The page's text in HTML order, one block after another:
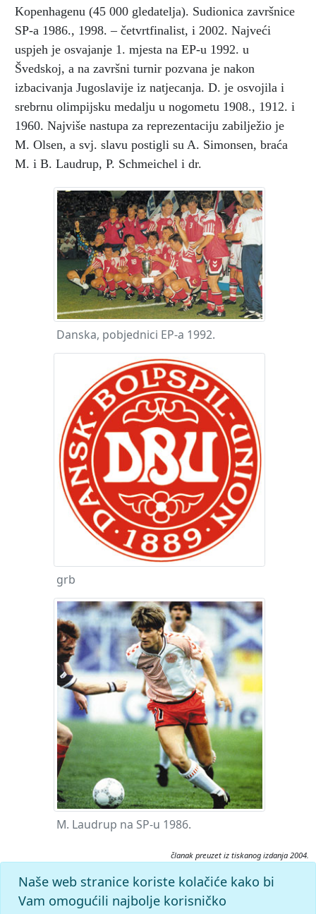
Kopenhagenu (45 000 gledatelja). Sudionica završnice
SP-a 1986., 1998. – četvrtfinalist, i 2002. Najveći
uspjeh je osvajanje 1. mjesta na EP-u 1992. u
Švedskoj, a na završni turnir pozvana je nakon
izbacivanja Jugoslavije iz natjecanja. D. je osvojila i
srebrnu olimpijsku medalju u nogometu 1908., 1912. i
1960. Najviše nastupa za reprezentaciju zabilježio je
M. Olsen, a svj. slavu postigli su A. Simonsen, braća
M. i B. Laudrup, P. Schmeichel i dr.
Danska, pobjednici EP-a 1992.
grb
M. Laudrup na SP-u 1986.
članak preuzet iz tiskanog izdanja 2004.
Citiranje:
Danska.
Nogometni leksikon (2004), mrežno izdanje.
Leksikografski zavod Miroslav Krleža, 2026. Pristupljeno
Naše web stranice koriste kolačiće kako bi
Vam omogućili najbolje korisničko